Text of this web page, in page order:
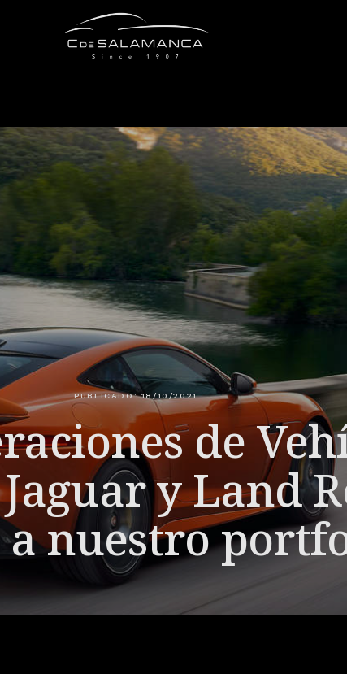
PUBLICADO: 18/10/2021
de
y Land
nuestro